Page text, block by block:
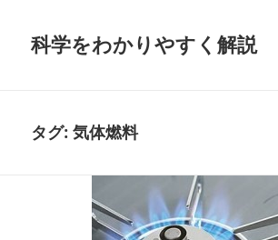
科学をわかりやすく解説
タグ:気体燃料